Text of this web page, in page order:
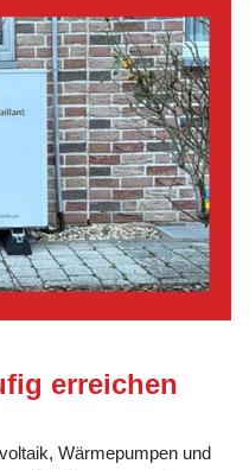
erreichen
Wärmepumpen und